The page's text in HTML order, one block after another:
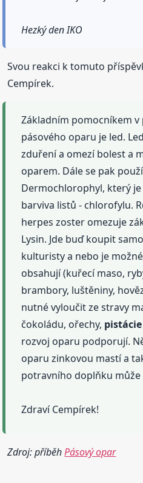
Hezký den IKO
Svou reakci k tomuto
Cempírek.
Základním pomocníkem
pásového oparu je led.
zduření a omezí bolest a
oparem. Dále se pak
Dermochlorophyl, který
barviva listů - chlorofylu.
herpes zoster omezuje
Lysin. Jde buď koupit
kulturisty a nebo je
obsahují (kuřecí maso,
brambory, luštěniny,
nutné vyloučit ze stravy
čokoládu, ořechy, pistácie
rozvoj oparu podporují.
oparu zinkovou mastí a
potravního doplňku může
Zdraví Cempírek!
Zdroj: příběhPásový opar